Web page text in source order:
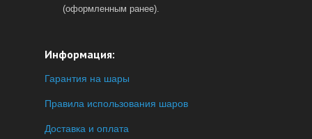
(оформленным ранее).
Информация:
Гарантия на шары
Правила использования шаров
Доставка и оплата